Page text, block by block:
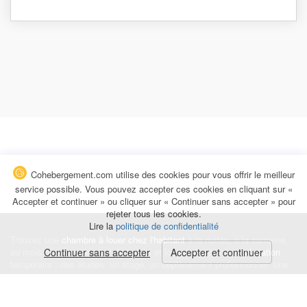
chambre à louer chez l'habitantà la nuitée, à la semaine,
au mois ou à l'année pour de courts et longs séjours, unecolocation
temporaire : des études, un stage, un déplacement professionnel, une
Cohebergement.com utilise des cookies pour vous offrir le meilleur
service possible. Vous pouvez accepter ces cookies en cliquant sur «
Accepter et continuer » ou cliquer sur « Continuer sans accepter » pour
rejeter tous les cookies.
Lire la politique de confidentialité
Continuer sans accepter Accepter et continuer